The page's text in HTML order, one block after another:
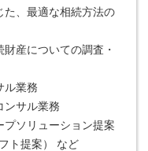
た、最適な相続方法の
産についての調査・
ル業務
ンサル業務
プソリューション提案
ト提案） など